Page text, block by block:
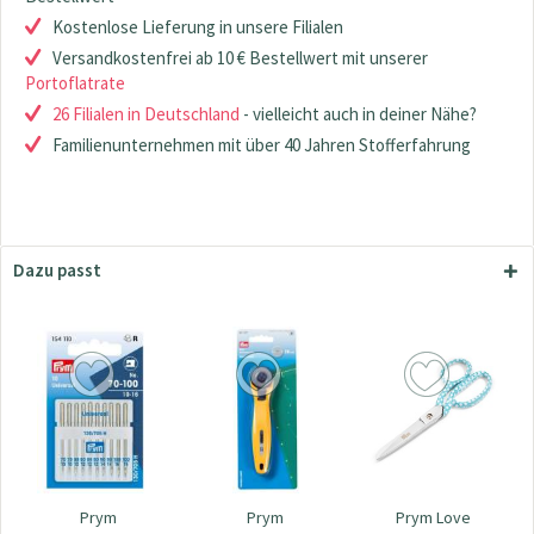
Kostenlose Lieferung in unsere Filialen
Versandkostenfrei ab 10 € Bestellwert mit unserer
Portoflatrate
26 Filialen in Deutschland - vielleicht auch in deiner Nähe?
Familienunternehmen mit über 40 Jahren Stofferfahrung
Dazu passt
Prym
Prym
Prym Love